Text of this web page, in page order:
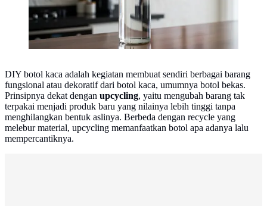
DIY botol kaca adalah kegiatan membuat sendiri berbagai barang
fungsional atau dekoratif dari botol kaca, umumnya botol bekas.
Prinsipnya dekat dengan upcycling, yaitu mengubah barang tak
terpakai menjadi produk baru yang nilainya lebih tinggi tanpa
menghilangkan bentuk aslinya. Berbeda dengan recycle yang
melebur material, upcycling memanfaatkan botol apa adanya lalu
mempercantiknya.